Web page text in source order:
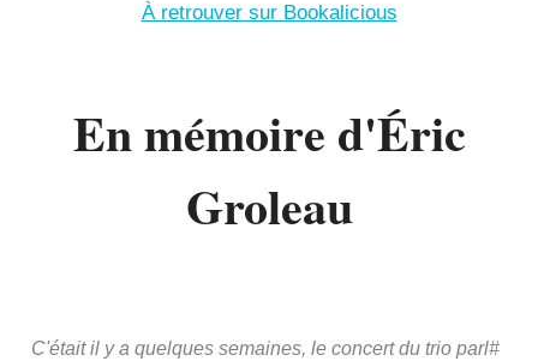
À retrouver sur Bookalicious
En mémoire d'Éric
Groleau
C'était il y a quelques semaines, le concert du trio parl#